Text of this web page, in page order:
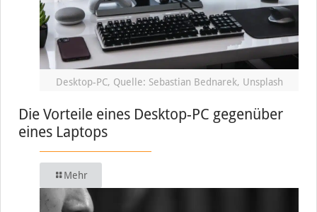
Desktop-PC, Quelle: Sebastian Bednarek, Unsplash
Die Vorteile eines Desktop-PC gegenüber
eines Laptops
Mehr